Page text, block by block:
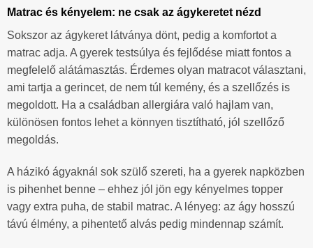
Matrac és kényelem: ne csak az ágykeretet nézd
Sokszor az ágykeret látványa dönt, pedig a komfortot a
matrac adja. A gyerek testsúlya és fejlődése miatt fontos a
megfelelő alátámasztás. Érdemes olyan matracot választani,
ami tartja a gerincet, de nem túl kemény, és a szellőzés is
megoldott. Ha a családban allergiára való hajlam van,
különösen fontos lehet a könnyen tisztítható, jól szellőző
megoldás.
A házikó ágyaknál sok szülő szereti, ha a gyerek napközben
is pihenhet benne – ehhez jól jön egy kényelmes topper
vagy extra puha, de stabil matrac. A lényeg: az ágy hosszú
távú élmény, a pihentető alvás pedig mindennap számít.